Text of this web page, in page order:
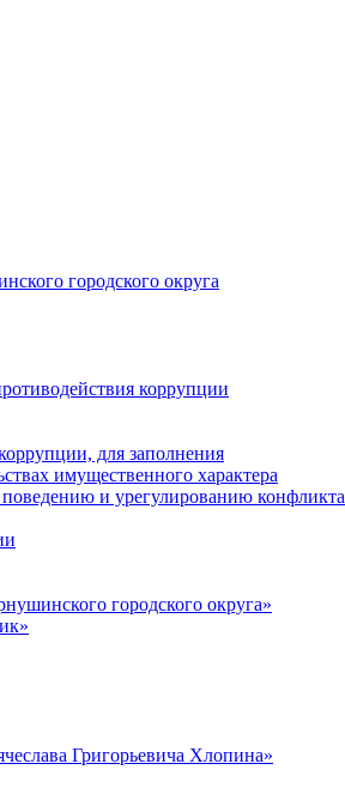
городского округа
коррупции
для заполнения
имущественного характера
и урегулированию конфликта
городского округа»
Григорьевича Хлопина»